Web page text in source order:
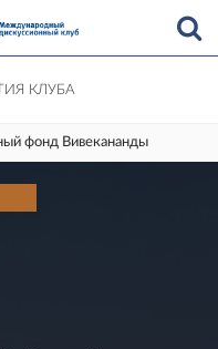
КЛУБА
фонд Вивекананды